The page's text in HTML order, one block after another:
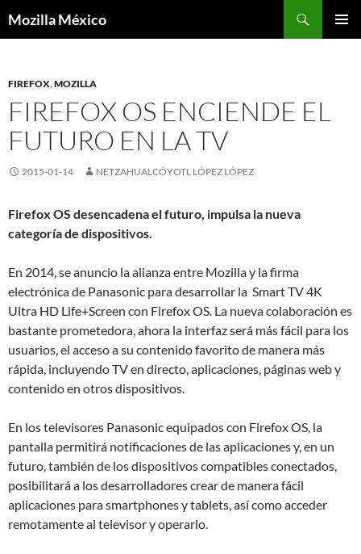
Mozilla México
FIREFOX,MOZILLA
FIREFOX OS ENCIENDE EL
FUTURO EN LA TV
2015-01-14 NETZAHUALCÓYOTL LÓPEZ LÓPEZ
Firefox OS desencadena el futuro, impulsa la nueva
categoría de dispositivos.
En 2014, se anuncio la alianza entre Mozilla y la firma
electrónica de Panasonic para desarrollar la Smart TV 4K
Ultra HD Life+Screen con Firefox OS. La nueva colaboración es
bastante prometedora, ahora la interfaz será más fácil para los
usuarios, el acceso a su contenido favorito de manera más
rápida, incluyendo TV en directo, aplicaciones, páginas web y
contenido en otros dispositivos.
En los televisores Panasonic equipados con Firefox OS, la
pantalla permitirá notificaciones de las aplicaciones y, en un
futuro, también de los dispositivos compatibles conectados,
posibilitará a los desarrolladores crear de manera fácil
aplicaciones para smartphones y tablets, así como acceder
remotamente al televisor y operarlo.